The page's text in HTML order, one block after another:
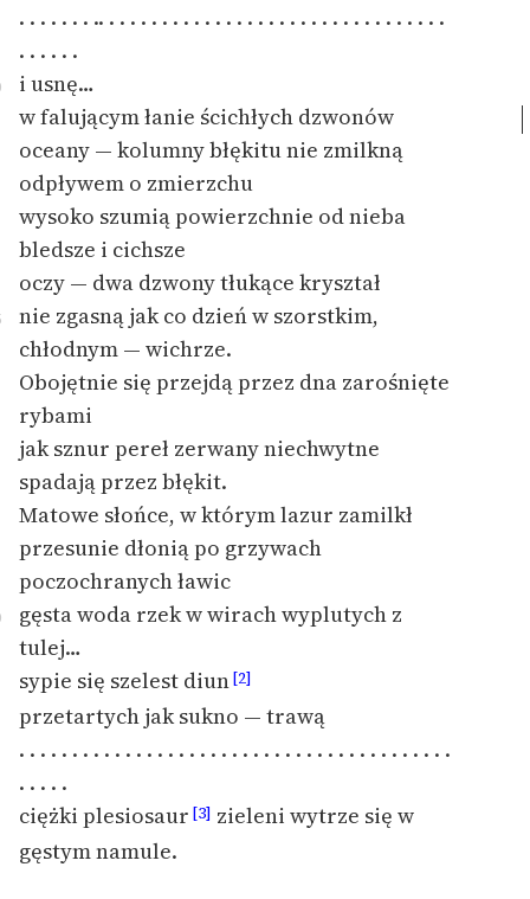
Odkurzamy bohaterów
Szkoła Poezji Wolnych
O nas
Kontakt
O projekcie
Zespół
Zasady wykorzystania
Wolnych Lektur
Logotypy
Materiały promocyjne
Polityka prywatności
Regulamin biblioteki
Dane fundacji i
sprawozdania finansowe
Regulamin darowizn
Informacja o treściach
wrażliwych
. . . . . . . .. . . . . . . . . . . . . . . . . . . . . . . . . . . . . . . . .
. . . . . .
i usnę…
w falującym łanie ścichłych dzwonów
oceany — kolumny błękitu nie zmilkną
odpływem o zmierzchu
wysoko szumią powierzchnie od nieba
bledsze i cichsze
oczy — dwa dzwony tłukące kryształ
nie zgasną jak co dzień w szorstkim,
chłodnym — wichrze.
Obojętnie się przejdą przez dna zarośnięte
rybami
jak sznur pereł zerwany niechwytne
spadają przez błękit.
Matowe słońce, w którym lazur zamilkł
przesunie dłonią po grzywach
poczochranych ławic
gęsta woda rzek w wirach wyplutych z
tulej…
sypie się szelest diun[2]
przetartych jak sukno — trawą
. . . . . . . . . . . . . . . . . . . . . . . . . . . . . . . . . . . . . . . . .
. . . . .
ciężki plesiosaur [3] zieleni wytrze się w
gęstym namule.